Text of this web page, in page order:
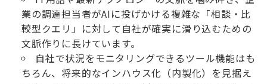
業の調達担当者がAIに投げかける複雑な「相談・比
較型クエリ」に対して自社が確実に滑り込むための
文脈作りに長けています。
自社で状況をモニタリングできるツール機能はも
ちろん、将来的なインハウス化（内製化）を見据え